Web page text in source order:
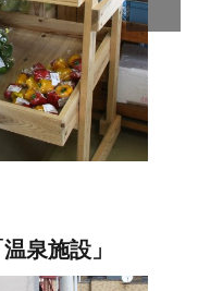
泉施設」